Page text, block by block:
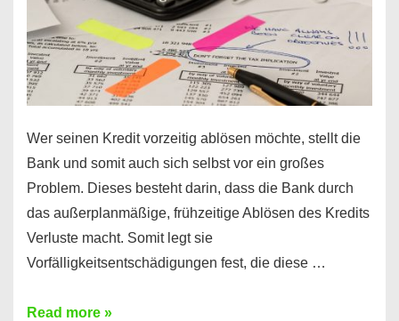
Wer seinen Kredit vorzeitig ablösen möchte, stellt die
Bank und somit auch sich selbst vor ein großes
Problem. Dieses besteht darin, dass die Bank durch
das außerplanmäßige, frühzeitige Ablösen des Kredits
Verluste macht. Somit legt sie
Vorfälligkeitsentschädigungen fest, die diese …
Kredit
Read more »